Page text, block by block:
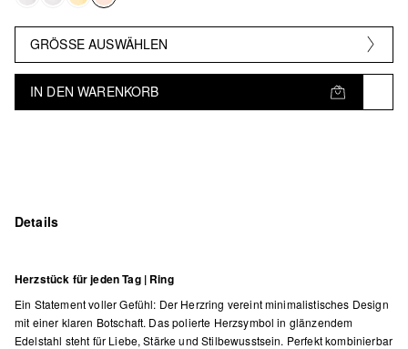
GRÖSSE AUSWÄHLEN
IN DEN WARENKORB
Details
Herzstück für jeden Tag | Ring
Ein Statement voller Gefühl: Der Herzring vereint minimalistisches Design
mit einer klaren Botschaft. Das polierte Herzsymbol in glänzendem
Edelstahl steht für Liebe, Stärke und Stilbewusstsein. Perfekt kombinierbar